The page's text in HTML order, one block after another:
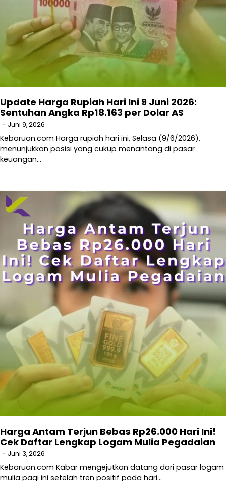
Update Harga Rupiah Hari Ini 9 Juni 2026:
Sentuhan Angka Rp18.163 per Dolar AS
Juni 9, 2026
Kebaruan.com Harga rupiah hari ini, Selasa (9/6/2026),
menunjukkan posisi yang cukup menantang di pasar
keuangan…
Harga Antam Terjun Bebas Rp26.000 Hari Ini!
Cek Daftar Lengkap Logam Mulia Pegadaian
Juni 3, 2026
Kebaruan.com Kabar mengejutkan datang dari pasar logam
mulia pagi ini setelah tren positif pada hari…